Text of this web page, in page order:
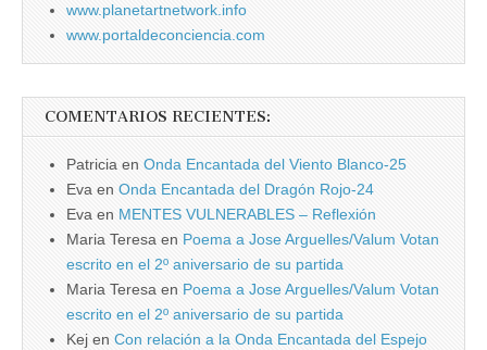
www.planetartnetwork.info
www.portaldeconciencia.com
COMENTARIOS RECIENTES:
Patricia en Onda Encantada del Viento Blanco-25
Eva en Onda Encantada del Dragón Rojo-24
Eva en MENTES VULNERABLES – Reflexión
Maria Teresa en Poema a Jose Arguelles/Valum Votan
escrito en el 2º aniversario de su partida
Maria Teresa en Poema a Jose Arguelles/Valum Votan
escrito en el 2º aniversario de su partida
Kej en Con relación a la Onda Encantada del Espejo